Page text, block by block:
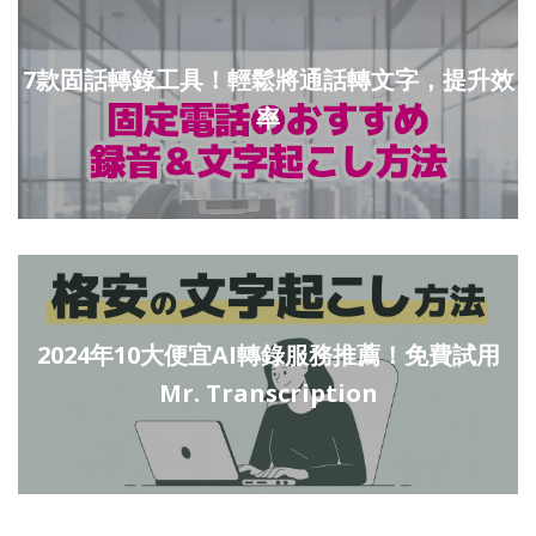
7款固話轉錄工具！輕鬆將通話轉文字，提升效
率
2024年10大便宜AI轉錄服務推薦！免費試用
Mr. Transcription